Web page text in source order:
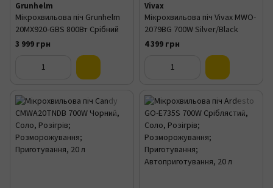
Grunhelm
Мікрохвильова піч Grunhelm
20MX920-GBS 800Вт Срібний
3 999 грн
Vivax
Мікрохвильова піч Vivax MWO-
2079BG 700W Silver/Black
4 399 грн